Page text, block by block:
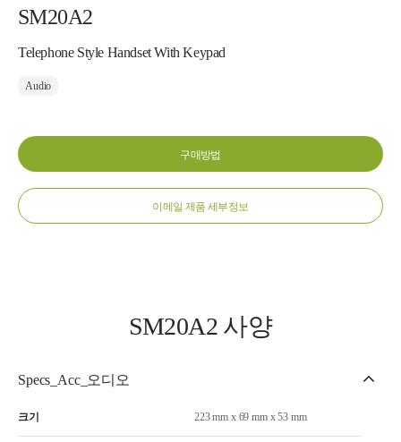
SM20A2
Telephone Style Handset With Keypad
Audio
구매방법
이메일 제품 세부정보
SM20A2 사양
Specs_Acc_오디오
크기 223 mm x 69 mm x 53 mm